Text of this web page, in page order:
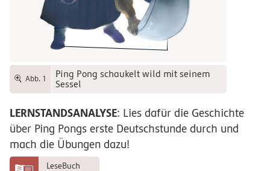
Abb. 1
Ping Pong schaukelt wild mit seinem
Sessel
LERNSTANDSANALYSE: Lies dafür die Geschichte
über Ping Pongs erste Deutschstunde durch und
mach die Übungen dazu!
LeseBuch